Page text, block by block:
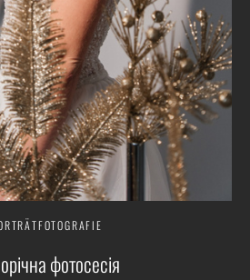
фотосесія